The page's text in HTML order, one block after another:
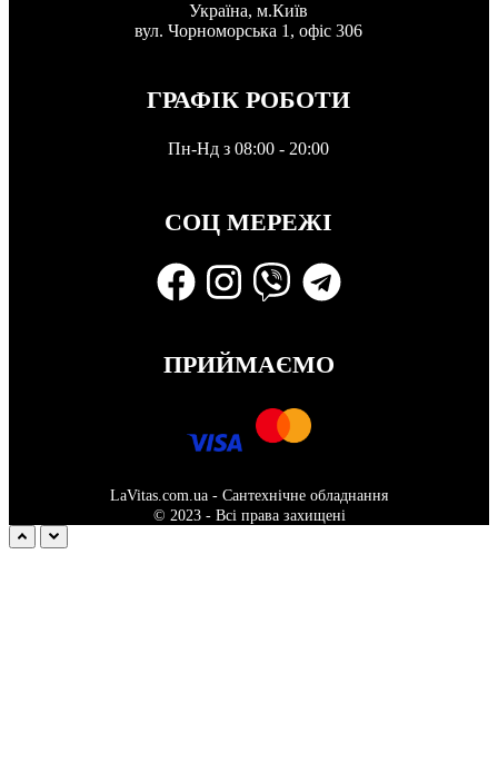
Україна, м.Київ
вул. Чорноморська 1, офіс 306
ГРАФІК РОБОТИ
Пн-Нд з 08:00 - 20:00
СОЦ МЕРЕЖІ
ПРИЙМАЄМО
LaVitas.com.ua - Сантехнічне обладнання
© 2023 - Всі права захищені